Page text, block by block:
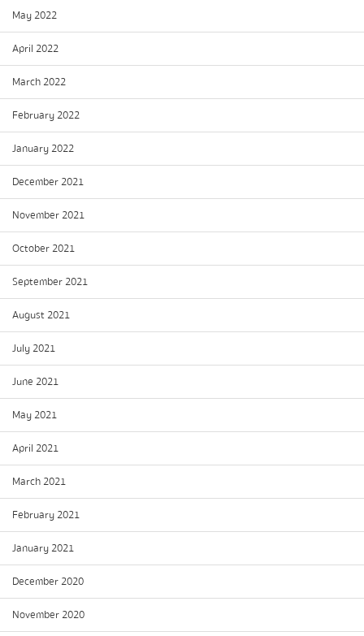
May 2022
April 2022
March 2022
February 2022
January 2022
December 2021
November 2021
October 2021
September 2021
August 2021
July 2021
June 2021
May 2021
April 2021
March 2021
February 2021
January 2021
December 2020
November 2020